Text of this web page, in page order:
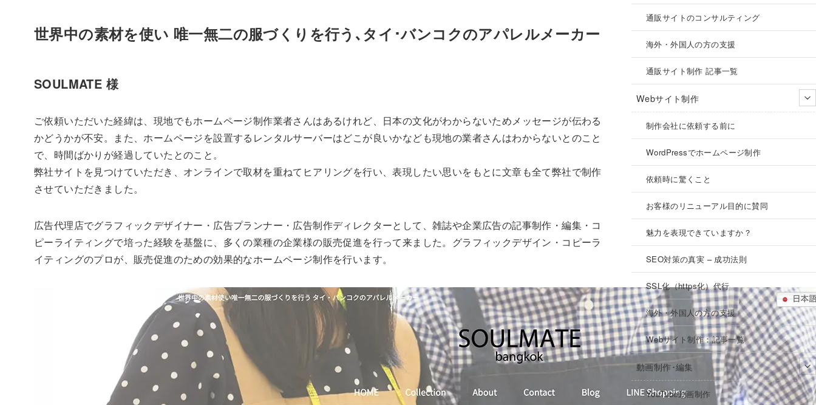
世界中の素材を使い 唯一無二の服づくりを行う､タイ･バンコクのアパレルメーカー
SOULMATE 様
ご依頼いただいた経緯は、現地でもホームページ制作業者さんはあるけれど、日本の文化がわからないためメッセージが伝わる
かどうかが不安。また、ホームページを設置するレンタルサーバーはどこが良いかなども現地の業者さんはわからないとのこと
で、時間ばかりが経過していたとのこと。
弊社サイトを見つけていただき、オンラインで取材を重ねてヒアリングを行い、表現したい思いをもとに文章も全て弊社で制作
させていただきました。
広告代理店でグラフィックデザイナー・広告プランナー・広告制作ディレクターとして、雑誌や企業広告の記事制作・編集・コ
ピーライティングで培った経験を基盤に、多くの業種の企業様の販売促進を行って来ました。グラフィックデザイン・コピーラ
イティングのプロが、販売促進のための効果的なホームページ制作を行います。
通販サイトのコンサルティング
海外・外国人の方の支援
通販サイト制作 記事一覧
Webサイト制作
制作会社に依頼する前に
WordPressでホームページ制作
依頼時に驚くこと
お客様のリニューアル目的に賛同
魅力を表現できていますか？
SEO対策の真実 – 成功法則
SSL化（https化）代行
海外・外国人の方の支援
Webサイト制作：記事一覧
動画制作･編集
YouTube動画制作